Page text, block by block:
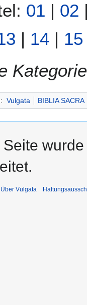
01 | 02
| 14 | 15
: Vulgata BIBLIA SACRA
Seite
Über Vulgata